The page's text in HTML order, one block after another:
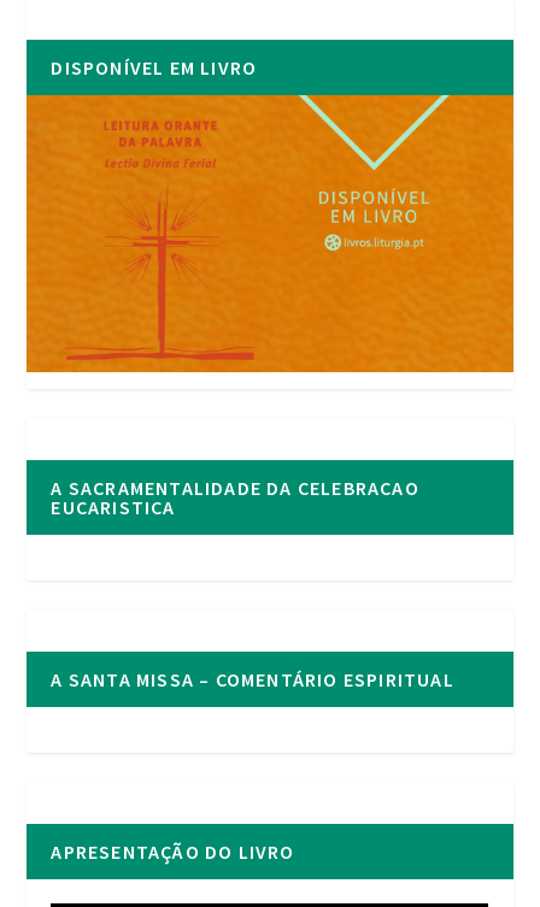
DISPONÍVEL EM LIVRO
A SACRAMENTALIDADE DA CELEBRACAO
EUCARISTICA
A SANTA MISSA – COMENTÁRIO ESPIRITUAL
APRESENTAÇÃO DO LIVRO